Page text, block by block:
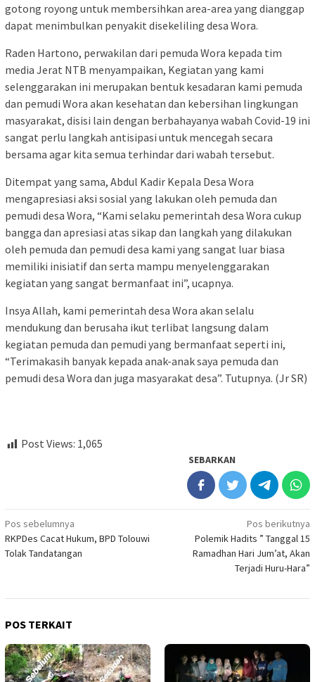
gotong royong untuk membersihkan area-area yang dianggap
dapat menimbulkan penyakit disekeliling desa Wora.
Raden Hartono, perwakilan dari pemuda Wora kepada tim
media Jerat NTB menyampaikan, Kegiatan yang kami
selenggarakan ini merupakan bentuk kesadaran kami pemuda
dan pemudi Wora akan kesehatan dan kebersihan lingkungan
masyarakat, disisi lain dengan berbahayanya wabah Covid-19 ini
sangat perlu langkah antisipasi untuk mencegah secara
bersama agar kita semua terhindar dari wabah tersebut.
Ditempat yang sama, Abdul Kadir Kepala Desa Wora
mengapresiasi aksi sosial yang lakukan oleh pemuda dan
pemudi desa Wora, “Kami selaku pemerintah desa Wora cukup
bangga dan apresiasi atas sikap dan langkah yang dilakukan
oleh pemuda dan pemudi desa kami yang sangat luar biasa
memiliki inisiatif dan serta mampu menyelenggarakan
kegiatan yang sangat bermanfaat ini”, ucapnya.
Insya Allah, kami pemerintah desa Wora akan selalu
mendukung dan berusaha ikut terlibat langsung dalam
kegiatan pemuda dan pemudi yang bermanfaat seperti ini,
“Terimakasih banyak kepada anak-anak saya pemuda dan
pemudi desa Wora dan juga masyarakat desa”. Tutupnya. (Jr SR)
Post Views: 1,065
SEBARKAN
Navigasi
pos
Pos sebelumnya
RKPDes Cacat Hukum, BPD Tolouwi
Tolak Tandatangan
Pos berikutnya
Polemik Hadits ” Tanggal 15
Ramadhan Hari Jum’at, Akan
Terjadi Huru-Hara”
POS TERKAIT